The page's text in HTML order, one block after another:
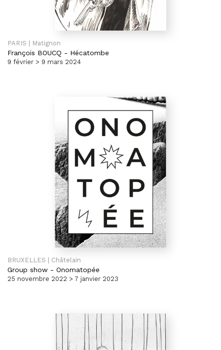
PARIS | Matignon
François BOUCQ - Hécatombe
9 février > 9 mars 2024
BRUXELLES | Châtelain
Group show - Onomatopée
25 novembre 2022 > 7 janvier 2023